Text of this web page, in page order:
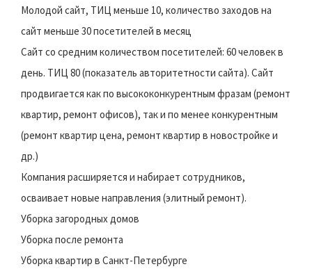
Молодой сайт, ТИЦ меньше 10, количество заходов на
сайт меньше 30 посетителей в месяц
Сайт со средним количеством посетителей: 60 человек в
день. ТИЦ 80 (показатель авторитетности сайта). Сайт
продвигается как по высококонкурентным фразам (ремонт
квартир, ремонт офисов), так и по менее конкурентным
(ремонт квартир цена, ремонт квартир в новостройке и
др.)
Компания расширяется и набирает сотрудников,
осваивает новые направления (элитный ремонт).
Уборка загородных домов
Уборка после ремонта
Уборка квартир в Санкт-Петербурге